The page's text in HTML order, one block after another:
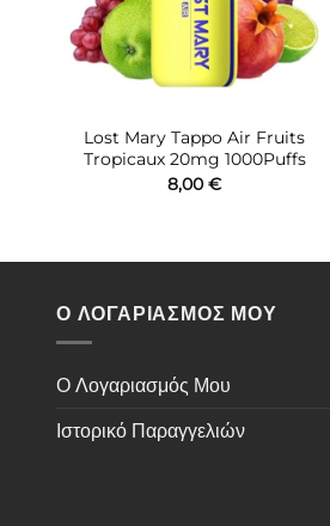
Lost Mary Tappo Air Fruits
Tropicaux 20mg 1000Puffs
8,00€
Ο ΛΟΓΑΡΙΑΣΜΟΣ ΜΟΥ
Ο Λογαριασμός Μου
Ιστορικό Παραγγελιών